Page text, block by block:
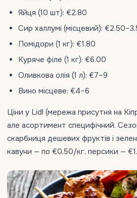
Яйця (10 шт): €2.80
Сир халлумі (місцевий):
Помідори (1 кг): €1.80
Куряче філе (1 кг): €6.00
Оливкова олія (1 л): €7–9
Вино місцеве: €4–6
Ціни у Lidl (мережа присутня на
але асортимент специфічний.
скарбниця дешевих фруктів і
кавуни — по €0.50/кг, персики —